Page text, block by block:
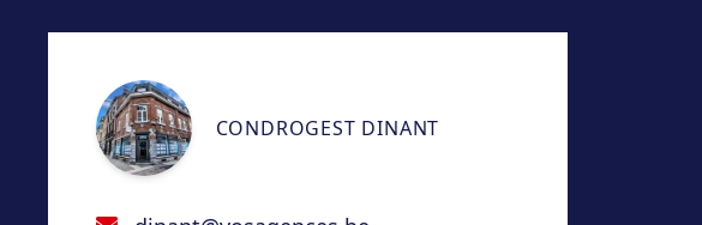
CONDROGEST DINANT